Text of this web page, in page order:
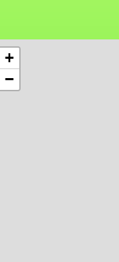
+
−